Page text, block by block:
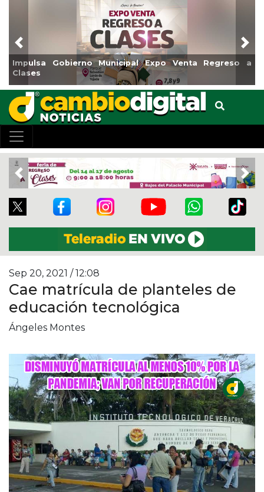
Gobierno Municipal Expo Venta Regreso a
Previous
Previous
Sep 20, 2021 / 12:08
Cae matrícula de planteles de
educación tecnológica
Ángeles Montes